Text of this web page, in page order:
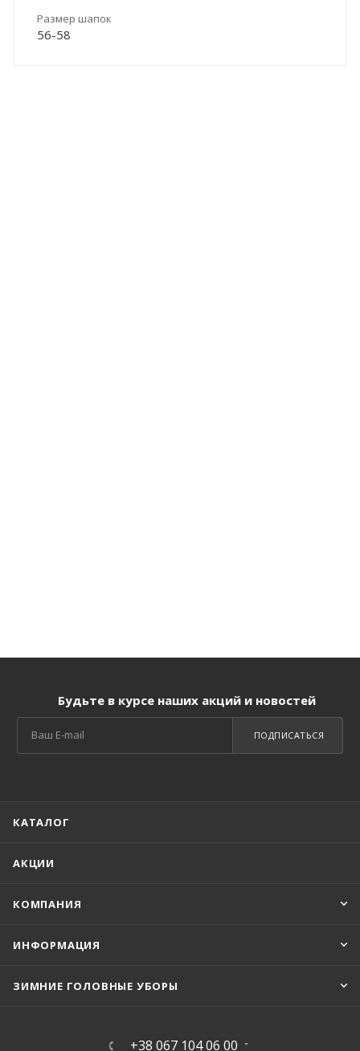
Размер шапок
56-58
Будьте в курсе наших акций и новостей
ПОДПИСАТЬСЯ
КАТАЛОГ
АКЦИИ
КОМПАНИЯ
ИНФОРМАЦИЯ
ЗИМНИЕ ГОЛОВНЫЕ УБОРЫ
+38 067 104 06 00